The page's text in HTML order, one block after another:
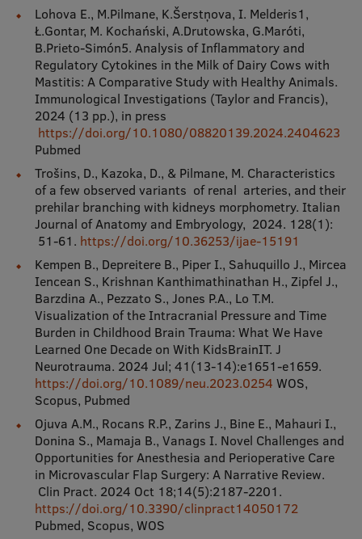
Lohova E., M.Pilmane, K.Šerstņova, I. Melderis1,
Ł.Gontar, M. Kochański, A.Drutowska, G.Maróti,
B.Prieto-Simón5. Analysis of Inflammatory and
Regulatory Cytokines in the Milk of Dairy Cows with
Mastitis: A Comparative Study with Healthy Animals.
Immunological Investigations (Taylor and Francis),
2024 (13 pp.), in press
https://doi.org/10.1080/08820139.2024.2404623
Pubmed
Trošins, D., Kazoka, D., & Pilmane, M. Characteristics
of a few observed variants of renal arteries, and their
prehilar branching with kidneys morphometry. Italian
Journal of Anatomy and Embryology, 2024. 128(1):
51-61. https://doi.org/10.36253/ijae-15191
Kempen B., Depreitere B., Piper I., Sahuquillo J., Mircea
Iencean S., Krishnan Kanthimathinathan H., Zipfel J.,
Barzdina A., Pezzato S., Jones P.A., Lo T.M.
Visualization of the Intracranial Pressure and Time
Burden in Childhood Brain Trauma: What We Have
Learned One Decade on With KidsBrainIT. J
Neurotrauma. 2024 Jul; 41(13-14):e1651-e1659.
https://doi.org/10.1089/neu.2023.0254 WOS,
Scopus, Pubmed
Ojuva A.M., Rocans R.P., Zarins J., Bine E., Mahauri I.,
Donina S., Mamaja B., Vanags I. Novel Challenges and
Opportunities for Anesthesia and Perioperative Care
in Microvascular Flap Surgery: A Narrative Review.
Clin Pract. 2024 Oct 18;14(5):2187-2201.
https://doi.org/10.3390/clinpract14050172
Pubmed, Scopus, WOS